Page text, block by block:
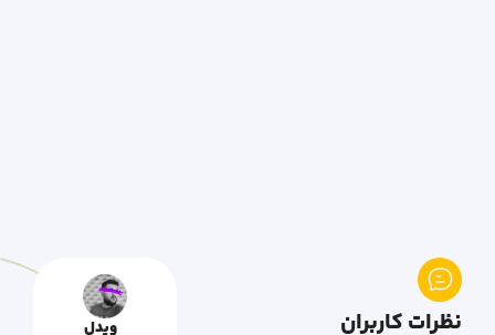
نظرات کاربران ویدل